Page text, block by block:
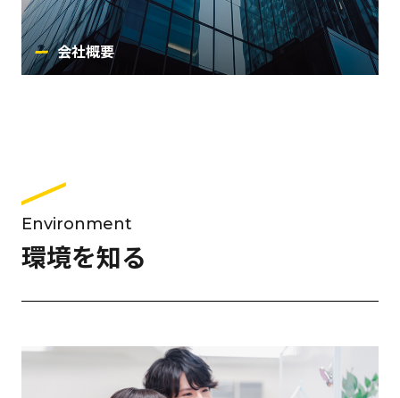
会社概要
Environment
環境を知る